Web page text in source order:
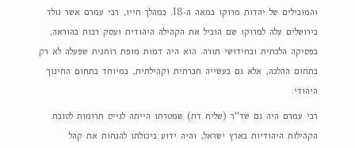
והמובילים של יהדות מרוקו במאה ה-18. במהלך חייו, רבי עמרם אשר נולד
בירושלים עלה למרוקו שם הוביל את הקהילה היהודית ועסק רבות בהוראה,
בפסיקה הלכתית ובחידושי תורה. הוא היה דמות מופת רוחנית שפעלה לא רק
בתחום ההלכה, אלא גם בעשייה חברתית וקהילתית, במיוחד בתחום החינוך
היהודי.
רבי עמרם היה גם שד"ר (שליח דת) שמטרתו הייתה לגייס תרומות לטובת
הקהילות היהודיות בארץ ישראל, והיה ידוע ביכולתו להנחות את קהל